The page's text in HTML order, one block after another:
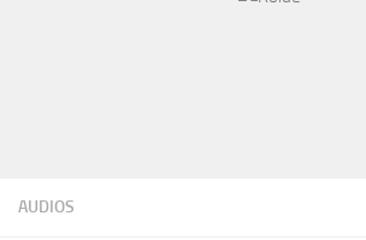
AUDIOS